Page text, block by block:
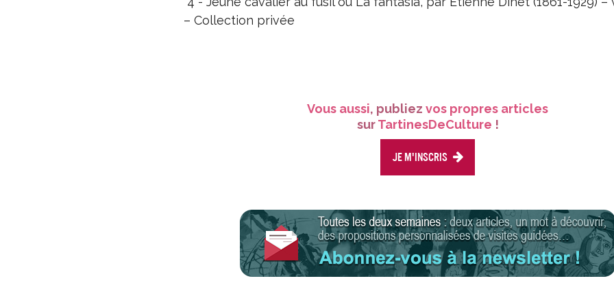
– Collection privée
Vous aussi, publiezvos propres articles
surTartinesDeCulture !
Je m'inscris